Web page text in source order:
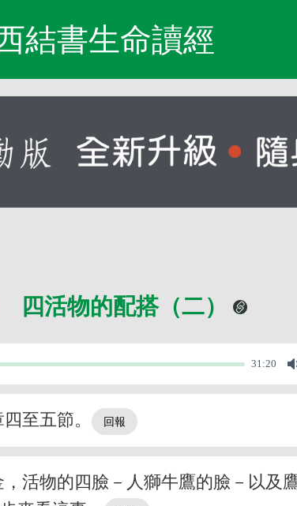
結書生命讀經
四活物的配搭（二）
31:20
至五節。
活物的四臉－人獅牛鷹的臉－以及